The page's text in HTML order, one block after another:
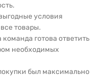
условия
товары.
готова ответить
необходимых
был максимально